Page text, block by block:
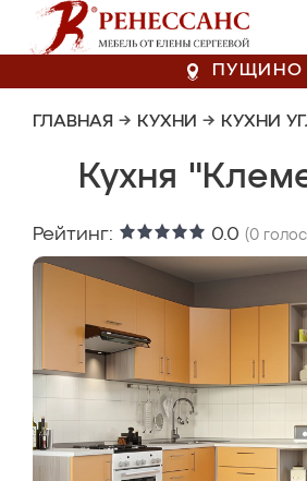
ПУЩИНО
ГЛАВНАЯ → КУХНИ → КУХНИ
Кухня
Рейтинг: 0.0 (0